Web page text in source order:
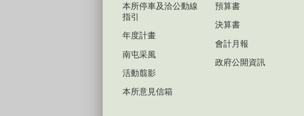
本所停車及洽公動線
指引
年度計畫
南屯采風
活動翦影
本所意見信箱
預算書
決算書
會計月報
政府公開資訊